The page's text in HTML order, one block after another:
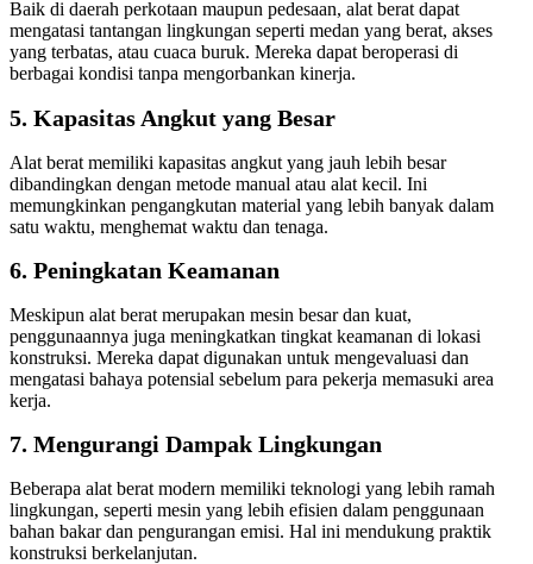
Baik di daerah perkotaan maupun pedesaan, alat berat dapat
mengatasi tantangan lingkungan seperti medan yang berat, akses
yang terbatas, atau cuaca buruk. Mereka dapat beroperasi di
berbagai kondisi tanpa mengorbankan kinerja.
5. Kapasitas Angkut yang Besar
Alat berat memiliki kapasitas angkut yang jauh lebih besar
dibandingkan dengan metode manual atau alat kecil. Ini
memungkinkan pengangkutan material yang lebih banyak dalam
satu waktu, menghemat waktu dan tenaga.
6. Peningkatan Keamanan
Meskipun alat berat merupakan mesin besar dan kuat,
penggunaannya juga meningkatkan tingkat keamanan di lokasi
konstruksi. Mereka dapat digunakan untuk mengevaluasi dan
mengatasi bahaya potensial sebelum para pekerja memasuki area
kerja.
7. Mengurangi Dampak Lingkungan
Beberapa alat berat modern memiliki teknologi yang lebih ramah
lingkungan, seperti mesin yang lebih efisien dalam penggunaan
bahan bakar dan pengurangan emisi. Hal ini mendukung praktik
konstruksi berkelanjutan.